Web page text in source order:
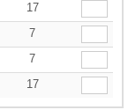
17
7
7
17